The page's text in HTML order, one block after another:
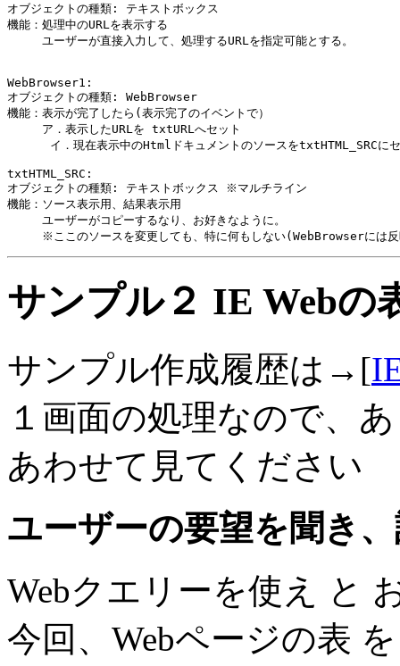
オブジェクトの種類: テキストボックス
機能：処理中のURLを表示する
ユーザーが直接入力して、処理するURLを指定可能とする。
WebBrowser1:
オブジェクトの種類: WebBrowser
機能：表示が完了したら(表示完了のイベントで）
ア．表示したURLを txtURLへセット
イ．現在表示中のHtmlドキュメントのソースをtxtHTML_SRCに
txtHTML_SRC:
オブジェクトの種類: テキストボックス ※マルチライン
機能：ソース表示用、結果表示用
ユーザーがコピーするなり、お好きなように。
サンプル２ IE Webの
サンプル作成履歴は→[
１画面の処理なので、
あわせて見てください
ユーザーの要望を聞き
Webクエリーを使え と
今回、Webページの表